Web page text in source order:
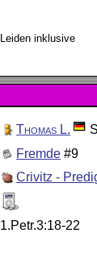
Leiden inklusive
Thomas L.
Fremde #9
Crivitz -
1.Petr.3:18-22